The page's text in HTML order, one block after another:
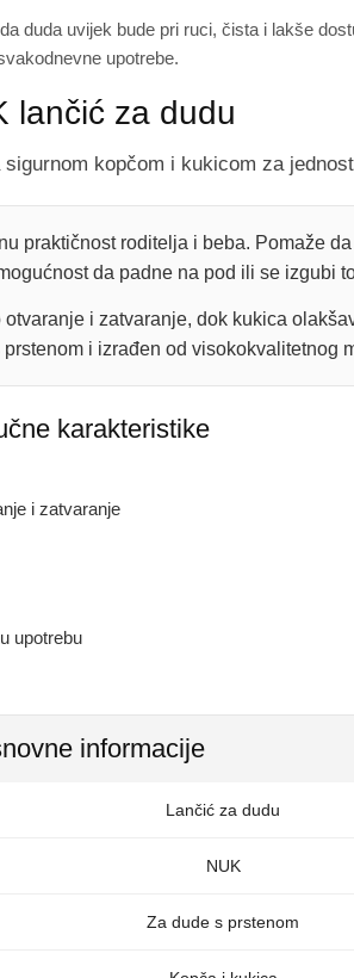
duda uvijek bude pri ruci, čista i lakše
upotrebe.
lančić za dudu
kopčom i kukicom za
praktičnost roditelja i beba. Pomaže
da padne na pod ili se izgubi
i zatvaranje, dok kukica
i izrađen od visokokvalitetnog
karakteristike
i zatvaranje
upotrebu
informacije
Lančić za dudu
NUK
Za dude s prstenom